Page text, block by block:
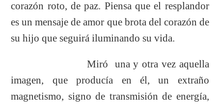
corazón roto, de paz. Piensa que el resplandor
es un mensaje de amor que brota del corazón de
su hijo que seguirá iluminando su vida.
Miró una y otra vez aquella
imagen, que producía en él, un extraño
magnetismo, signo de transmisión de energía,